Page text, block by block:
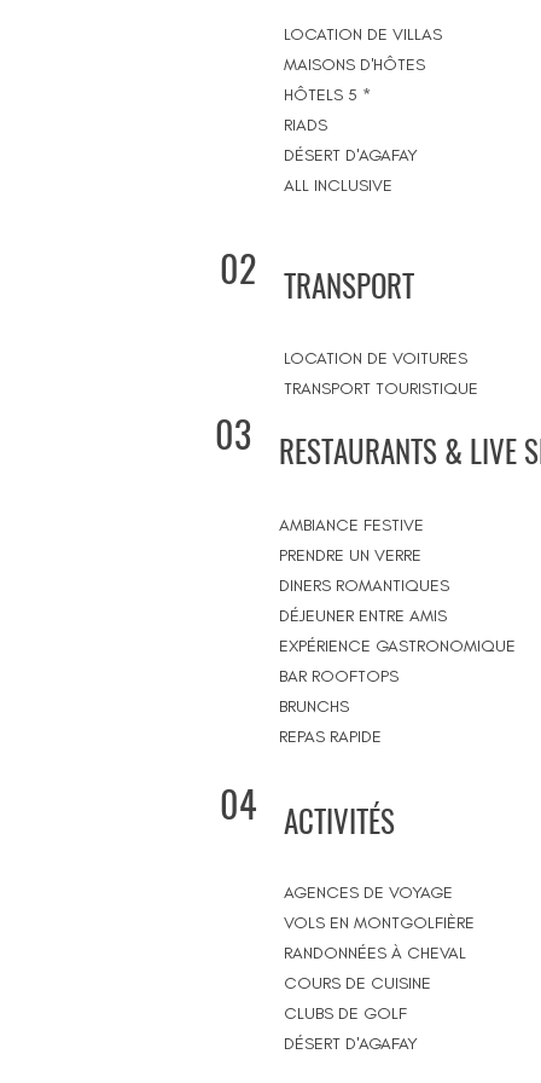
LOCATION DE VILLAS
MAISONS D'HÔTES
HÔTELS 5 *
RIADS
DÉSERT D'AGAFAY
ALL INCLUSIVE
02 TRANSPORT
LOCATION DE VOITURES
TRANSPORT TOURISTIQUE
03 RESTAURANTS & LIVE
AMBIANCE FESTIVE
PRENDRE UN VERRE
DINERS ROMANTIQUES
DÉJEUNER ENTRE AMIS
EXPÉRIENCE GASTRONOMIQUE
BAR ROOFTOPS
BRUNCHS
REPAS RAPIDE
04 ACTIVITÉS
AGENCES DE VOYAGE
VOLS EN MONTGOLFIÈRE
RANDONNÉES À CHEVAL
COURS DE CUISINE
CLUBS DE GOLF
DÉSERT D'AGAFAY